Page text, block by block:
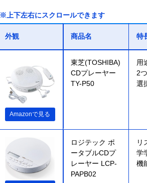
※上下左右にスクロールできます
外観 商品名 特
Amazonで見る
東芝(TOSHIBA)
CDプレーヤー
TY-P50
用
2
選
ロジテック ポ
ータブルCDプ
レーヤー LCP-
PAPB02
リ
学
機